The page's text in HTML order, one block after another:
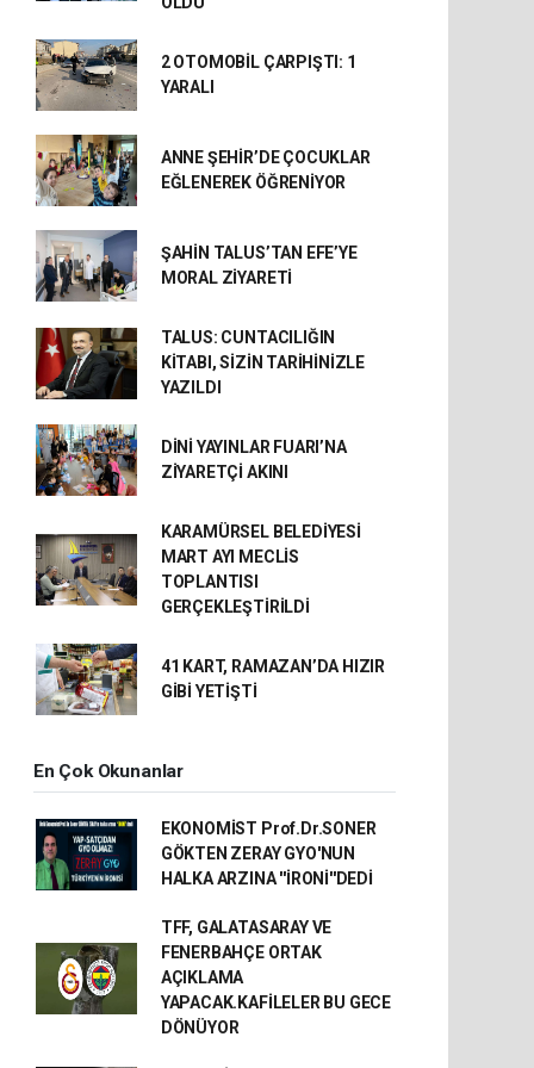
2 OTOMOBİL ÇARPIŞTI: 1
YARALI
ANNE ŞEHİR’DE ÇOCUKLAR
EĞLENEREK ÖĞRENİYOR
ŞAHİN TALUS’TAN EFE’YE
MORAL ZİYARETİ
TALUS: CUNTACILIĞIN
KİTABI, SİZİN TARİHİNİZLE
YAZILDI
DİNİ YAYINLAR FUARI’NA
ZİYARETÇİ AKINI
KARAMÜRSEL BELEDİYESİ
MART AYI MECLİS
TOPLANTISI
GERÇEKLEŞTİRİLDİ
41 KART, RAMAZAN’DA HIZIR
GİBİ YETİŞTİ
En Çok Okunanlar
EKONOMİST Prof.Dr.SONER
GÖKTEN ZERAY GYO'NUN
HALKA ARZINA ''İRONİ''DEDİ
TFF, GALATASARAY VE
FENERBAHÇE ORTAK
AÇIKLAMA
YAPACAK.KAFİLELER BU GECE
DÖNÜYOR